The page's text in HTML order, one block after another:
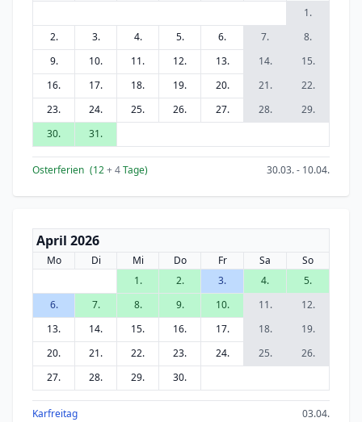
1.
2.
3. 4. 5. 6. 7.
8.
9.
10. 11. 12. 13. 14.
15.
16.
17. 18. 19. 20. 21.
22.
23.
24. 25. 26. 27. 28.
29.
30.
31.
Osterferien (12+ 4Tage) 30.03. - 10.04.
April 2026
Mo Di Mi Do Fr Sa
So
1.
2. 3. 4.
5.
6.
7. 8. 9. 10. 11.
12.
13.
14. 15. 16. 17. 18.
19.
20.
21. 22. 23. 24. 25.
26.
27.
28. 29. 30.
Karfreitag
03.04.